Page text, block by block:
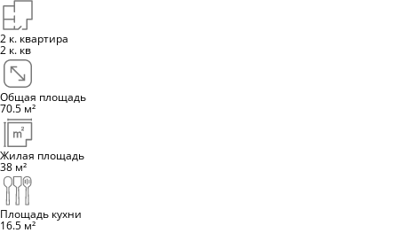
2 к. квартира
2 к. кв
Общая площадь
70.5м²
Жилая площадь
38 м²
Площадь кухни
16.5 м²